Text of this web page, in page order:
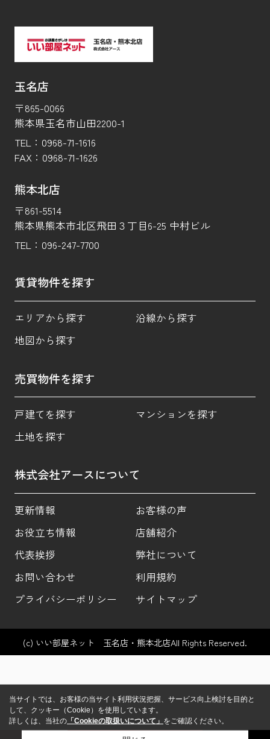
玉名店
〒865-0066
熊本県玉名市山田2200-1
TEL： 0968-71-1616
FAX： 0968-71-1626
熊本北店
〒861-5514
熊本県熊本市北区飛田３丁目6-25 中村ビル
TEL： 096-247-7700
賃貸物件を探す
エリアから探す
沿線から探す
地図から探す
売買物件を探す
戸建てを探す
マンションを探す
土地を探す
株式会社アースについて
更新情報
お客様の声
お役立ち情報
店舗紹介
代表挨拶
弊社について
お問い合わせ
利用規約
プライバシーポリシー
サイトマップ
(c) いい部屋ネット 玉名店・熊本北店All Rights Reserved.
当サイトでは、お客様の当サイト利用状況把握、サービス向上検討を目的と
して、クッキー（Cookie）を使用しています。
詳しくは、当社の 「Cookieの取扱いについて」 をご確認ください。